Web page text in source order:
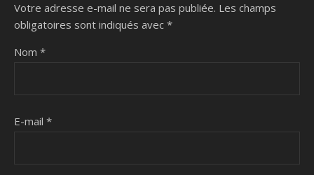
Votre adresse e-mail ne sera pas publiée. Les champs
obligatoires sont indiqués avec *
Nom *
E-mail *